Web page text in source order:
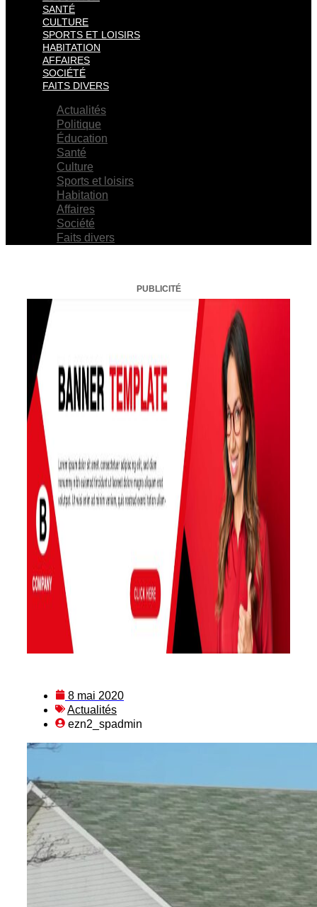
SANTÉ
CULTURE
SPORTS ET LOISIRS
HABITATION
AFFAIRES
SOCIÉTÉ
FAITS DIVERS
Actualités
Politique
Éducation
Santé
Culture
Sports et loisirs
Habitation
Affaires
Société
Faits divers
PUBLICITÉ
8 mai 2020
Actualités
ezn2_spadmin